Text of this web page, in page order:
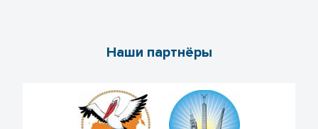
Наши партнёры